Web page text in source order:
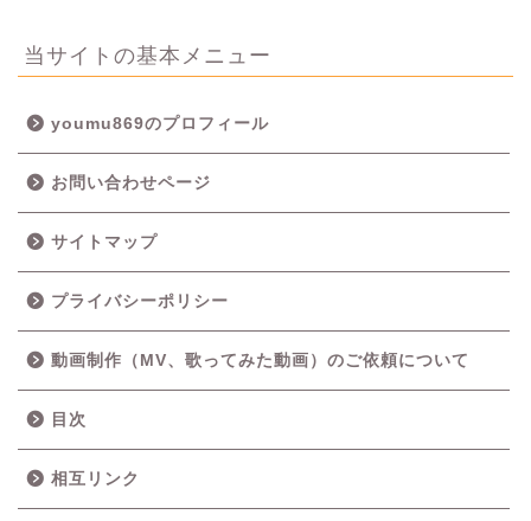
当サイトの基本メニュー
youmu869のプロフィール
お問い合わせページ
サイトマップ
プライバシーポリシー
動画制作（MV、歌ってみた動画）のご依頼について
目次
相互リンク